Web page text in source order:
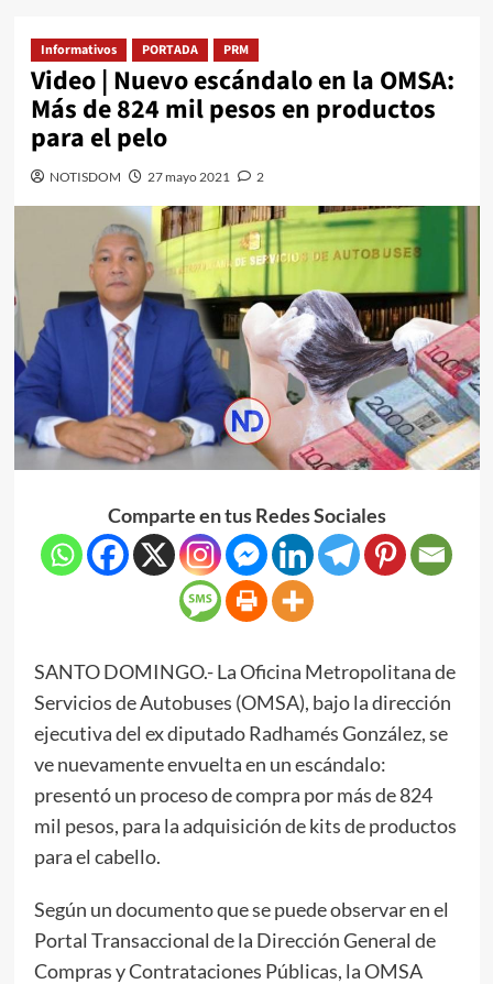
Informativos PORTADA PRM
Video | Nuevo escándalo en la OMSA:
Más de 824 mil pesos en productos
para el pelo
NOTISDOM 27 mayo 2021 2
Comparte en tus Redes Sociales
SANTO DOMINGO.- La Oficina Metropolitana de
Servicios de Autobuses (OMSA), bajo la dirección
ejecutiva del ex diputado Radhamés González, se
ve nuevamente envuelta en un escándalo:
presentó un proceso de compra por más de 824
mil pesos, para la adquisición de kits de productos
para el cabello.
Según un documento que se puede observar en el
Portal Transaccional de la Dirección General de
Compras y Contrataciones Públicas, la OMSA